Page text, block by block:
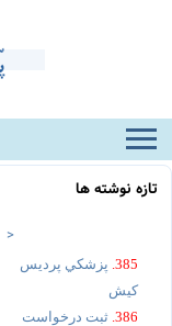
تازه نوشته ها
>
385. پزشکي پرديس
کيش
386. ثبت درخواست